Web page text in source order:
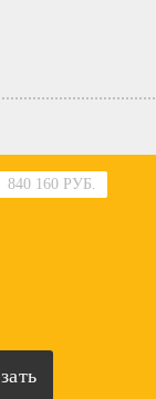
840 160 РУБ.